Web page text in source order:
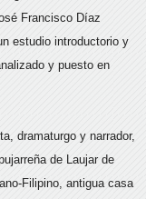
Francisco Díaz
estudio introductorio y
y puesto en
dramaturgo y narrador,
de Laujar de
Filipino, antigua casa